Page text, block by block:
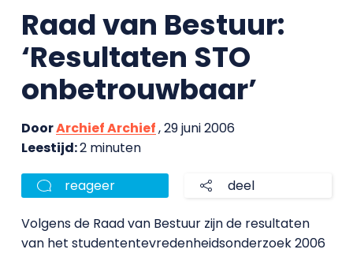
Raad van Bestuur:
‘Resultaten STO
onbetrouwbaar’
DoorArchief Archief, 29 juni 2006
Leestijd:2 minuten
reageer deel
Volgens de Raad van Bestuur zijn de resultaten
van het studententevredenheidsonderzoek 2006